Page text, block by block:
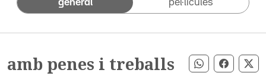
general pel·lícules
amb penes i treballs Compartir